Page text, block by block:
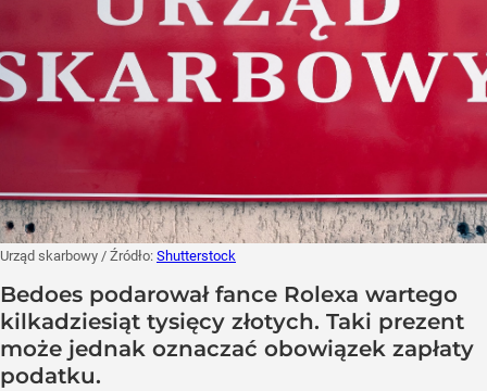
Urząd skarbowy / Źródło: Shutterstock
Bedoes podarował fance Rolexa wartego
kilkadziesiąt tysięcy złotych. Taki prezent
może jednak oznaczać obowiązek zapłaty
podatku.